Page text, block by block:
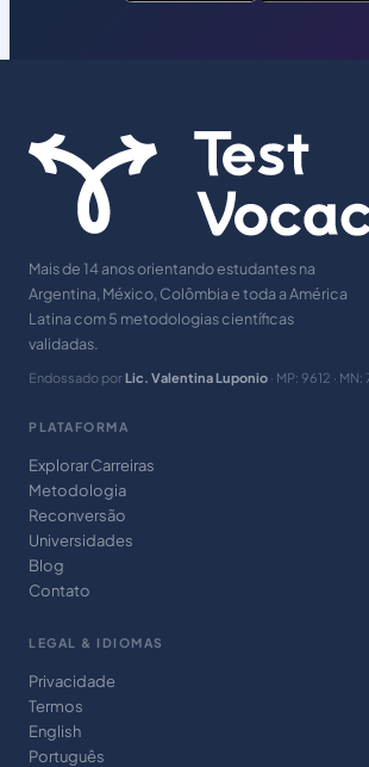
Mais de 14 anos orientando estudantes na
Argentina, México, Colômbia e toda a América
Latina com 5 metodologias científicas
validadas.
Endossado por Lic. Valentina Luponio · MP: 9612 · MN:
PLATAFORMA
Explorar Carreiras
Metodologia
Reconversão
Universidades
Blog
Contato
LEGAL & IDIOMAS
Privacidade
Termos
English
Português